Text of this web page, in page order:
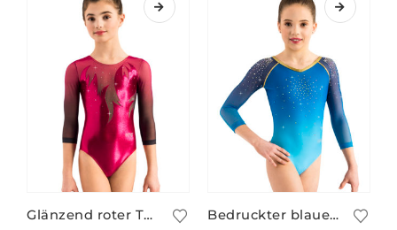
Glänzend roter Turnanzug LORNA/3 mit Ärmelprint Bedruckter blauer Turnanzug FREEZY/3